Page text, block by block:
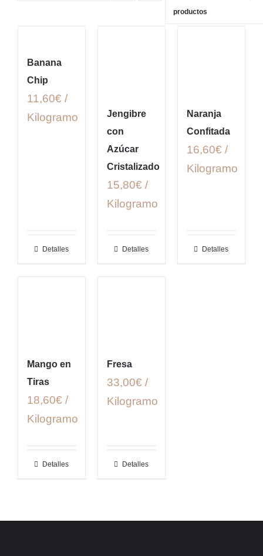
productos
Banana
Chip
11,60€ /
Kilogramo
Detalles
Jengibre
con
Azúcar
Cristalizado
15,80€ /
Kilogramo
Detalles
Naranja
Confitada
16,60€ /
Kilogramo
Detalles
Mango en
Tiras
18,60€ /
Kilogramo
Detalles
Fresa
33,00€ /
Kilogramo
Detalles